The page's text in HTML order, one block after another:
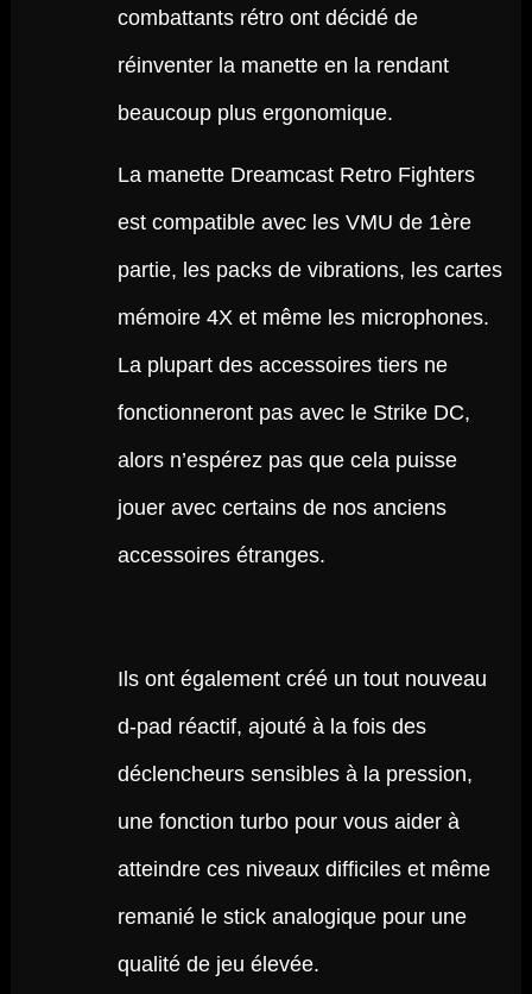
combattants rétro ont décidé de
réinventer la manette en la rendant
beaucoup plus ergonomique.
La manette Dreamcast Retro Fighters
est compatible avec les VMU de 1ère
partie, les packs de vibrations, les cartes
mémoire 4X et même les microphones.
La plupart des accessoires tiers ne
fonctionneront pas avec le Strike DC,
alors n’espérez pas que cela puisse
jouer avec certains de nos anciens
accessoires étranges.
Ils ont également créé un tout nouveau
d-pad réactif, ajouté à la fois des
déclencheurs sensibles à la pression,
une fonction turbo pour vous aider à
atteindre ces niveaux difficiles et même
remanié le stick analogique pour une
qualité de jeu élevée.